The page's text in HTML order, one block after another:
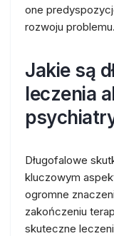
one
rozwoju problemu.
Jakie są
leczenia
Długofalowe
kluczowym
ogromne
zakończeniu
skuteczne